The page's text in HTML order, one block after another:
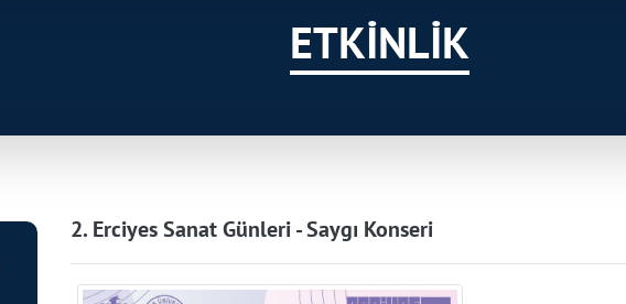
ETKİNLİK
2. Erciyes Sanat Günleri - Saygı Konseri